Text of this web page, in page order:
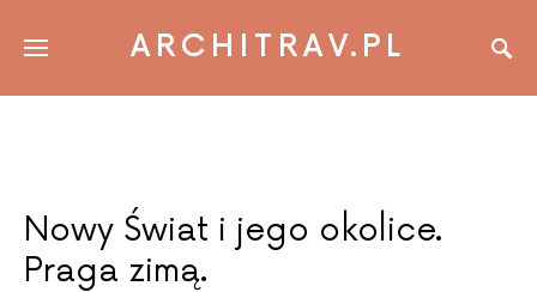
ARCHITRAV.PL
Nowy Świat i jego okolice.
Praga zimą.